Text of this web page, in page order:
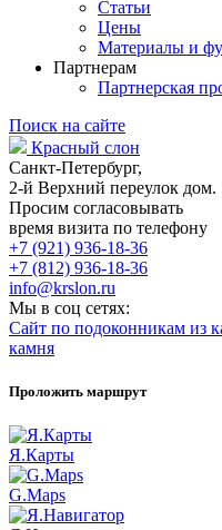
Статьи
Цены
Материалы и
Партнерам
Партнерская
Поиск на сайте
Красный слон
Санкт-Петербург,
2-й Верхний переулок
Просим согласовывать
время визита по телефону
+7 (921) 936-18-36
+7 (812) 936-18-36
info@krslon.ru
Мы в соц сетях:
Сайт по подоконникам из
камня
Проложить маршрут
Я.Карты
G.Maps